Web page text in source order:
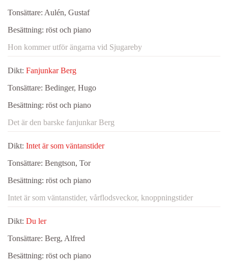
Tonsättare: Aulén, Gustaf
Besättning: röst och piano
Hon kommer utför ängarna vid Sjugareby
Dikt: Fanjunkar Berg
Tonsättare: Bedinger, Hugo
Besättning: röst och piano
Det är den barske fanjunkar Berg
Dikt: Intet är som väntanstider
Tonsättare: Bengtson, Tor
Besättning: röst och piano
Intet är som väntanstider, vårflodsveckor, knoppningstider
Dikt: Du ler
Tonsättare: Berg, Alfred
Besättning: röst och piano